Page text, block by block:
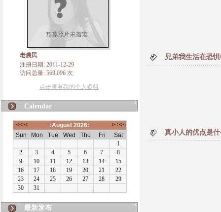
老農民
注册日期: 2011-12-29
访问总量: 569,096 次
点击查看我的个人资料
Calendar
最新发布
兄弟我生活在恐
真小人的优点是